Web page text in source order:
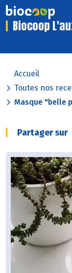
Biocoop
Accueil
Toutes nos
Masque "belle
Partager sur